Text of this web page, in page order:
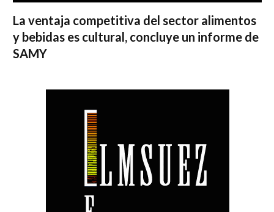
La ventaja competitiva del sector alimentos
y bebidas es cultural, concluye un informe de
SAMY